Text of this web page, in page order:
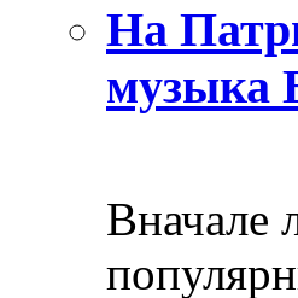
На
музыка
Вначале